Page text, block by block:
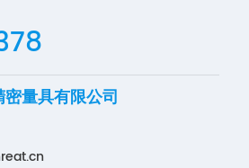
量具有限公司